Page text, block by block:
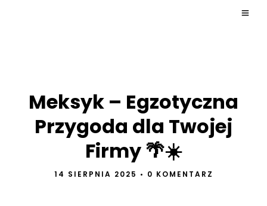
Meksyk – Egzotyczna
Przygoda dla Twojej
Firmy 🌴☀️
14 SIERPNIA 2025 • 0 KOMENTARZ